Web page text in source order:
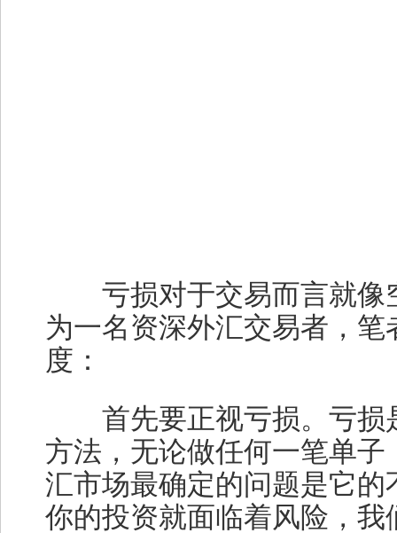
亏损对于交易而言就像
为一名资深外汇交易者，
度：
首先要正视亏损。亏损
方法，无论做任何一笔单
汇市场最确定的问题是它
你的投资就面临着风险，